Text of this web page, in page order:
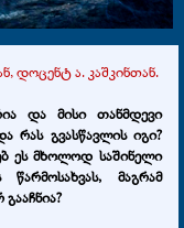
დოცენტ ა. კაშკინთან.
და მისი თანმდევი
რას გვასწავლის იგი?
ეს მხოლოდ საშინელი
მაგრამ